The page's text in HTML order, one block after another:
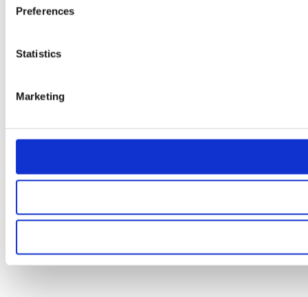
Preferences
Statistics
Marketing